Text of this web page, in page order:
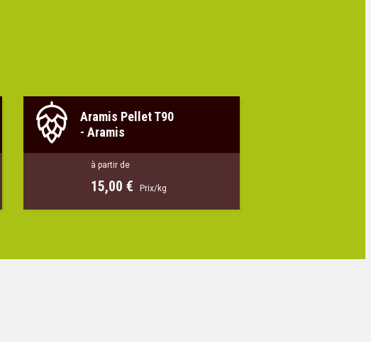
Aramis Pellet T90
-Aramis
à partir de
15,00 € Prix/kg